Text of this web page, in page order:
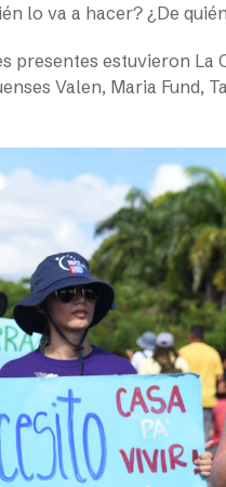
lo va a hacer? ¿De
presentes estuvieron La
Valen, Maria Fund,